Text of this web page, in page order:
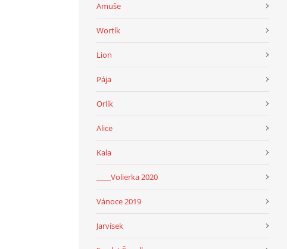
Amuše
Wortík
Lion
Pája
Orlík
Alice
Kala
____Volierka 2020
Vánoce 2019
Jarvísek